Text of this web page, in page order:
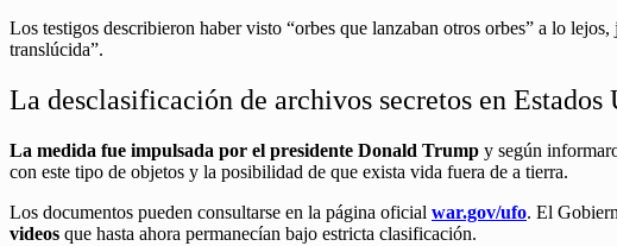
Los testigos describieron haber visto “orbes que lanzaban otros orbes” a lo
translúcida”.
La desclasificación de archivos secretos en Estados
La medida fue impulsada por el presidente Donald Trump y según
con este tipo de objetos y la posibilidad de que exista vida fuera de a tierra.
Los documentos pueden consultarse en la página oficial war.gov/ufo. El
videos que hasta ahora permanecían bajo estricta clasificación.